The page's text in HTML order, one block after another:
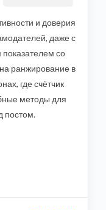
и доверия
даже с
со
ранжирование в
где счётчик
методы для
постом.